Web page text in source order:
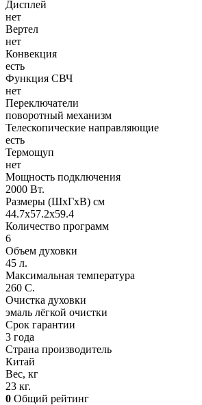
Дисплей
нет
Вертел
нет
Конвекция
есть
Функция СВЧ
нет
Переключатели
поворотный механизм
Телескопические направляющие
есть
Термощуп
нет
Мощность подключения
2000 Вт.
Размеры (ШхГхВ) см
44.7х57.2х59.4
Количество программ
6
Объем духовки
45 л.
Максимальная температура
260 С.
Очистка духовки
эмаль лёгкой очистки
Срок гарантии
3 года
Страна производитель
Китай
Вес, кг
23 кг.
0 Общий рейтинг